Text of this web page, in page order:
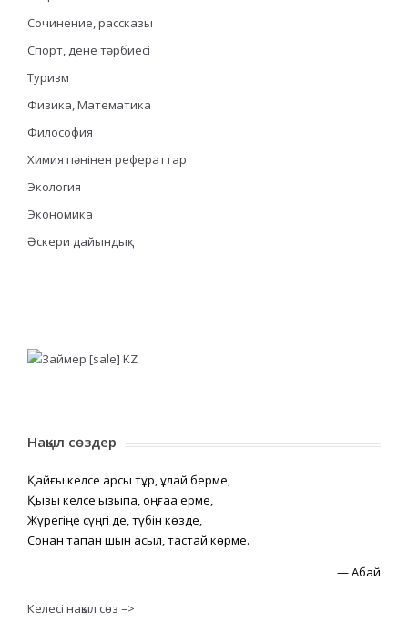
Сочинение, рассказы
Спорт, дене тәрбиесі
Туризм
Физика, Математика
Философия
Химия пәнінен рефераттар
Экология
Экономика
Әскери дайындық
Нақыл сөздер
Қайғы келсе қарсы тұр, құлай берме,
Қызық келсе қызықпа, оңғаққа ерме,
Жүрегіңе сүңгі де, түбін көзде,
Сонан тапқан шын асыл, тастай көрме.
—Абай
Келесі нақыл сөз =>